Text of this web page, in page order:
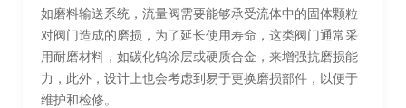
如磨料输送系统，流量阀需要能够承受流体中的固体颗粒
对阀门造成的磨损，为了延长使用寿命，这类阀门通常采
用耐磨材料，如碳化钨涂层或硬质合金，来增强抗磨损能
力，此外，设计上也会考虑到易于更换磨损部件，以便于
维护和检修。